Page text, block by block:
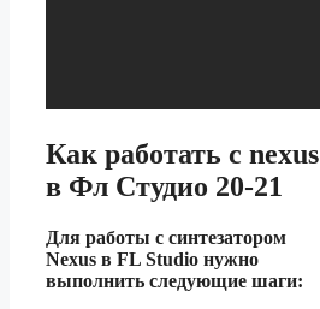
Как работать с nexus
в Фл Студио 20-21
Для работы с синтезатором
Nexus в FL Studio нужно
выполнить следующие шаги: